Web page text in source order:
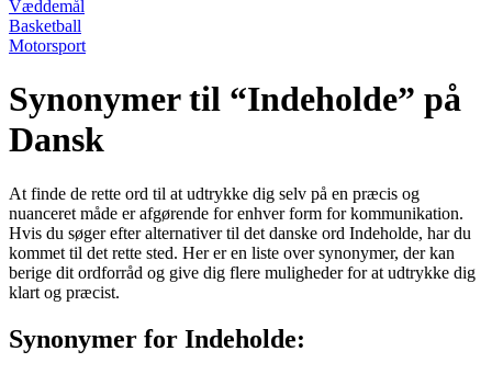
Væddemål
Basketball
Motorsport
Synonymer til “Indeholde” på
Dansk
At finde de rette ord til at udtrykke dig selv på en præcis og
nuanceret måde er afgørende for enhver form for kommunikation.
Hvis du søger efter alternativer til det danske ord Indeholde, har du
kommet til det rette sted. Her er en liste over synonymer, der kan
berige dit ordforråd og give dig flere muligheder for at udtrykke dig
klart og præcist.
Synonymer for Indeholde: